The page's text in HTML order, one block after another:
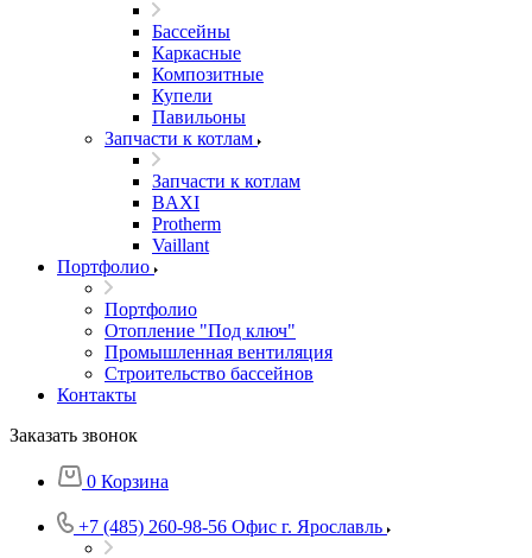
Бассейны
Каркасные
Композитные
Купели
Павильоны
Запчасти к котлам
Запчасти к котлам
BAXI
Protherm
Vaillant
Портфолио
Портфолио
Отопление "Под ключ"
Промышленная вентиляция
Строительство бассейнов
Контакты
Заказать звонок
0 Корзина
+7 (485) 260-98-56 Офис г. Ярославль